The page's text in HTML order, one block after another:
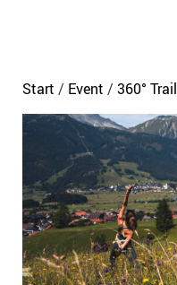
Start / Event / 360° Trail